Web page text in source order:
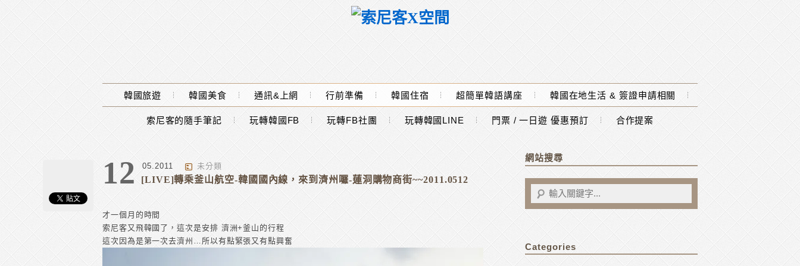
Main Menu
韓國旅遊 韓國美食 通訊&上網 行前準備 韓國住宿 超簡單韓語講座 韓國在地生活 & 簽證申請相關
索尼客的隨手筆記 玩轉韓國FB 玩轉FB社團 玩轉韓國LINE 門票 / 一日遊 優惠預訂 合作提案
12 05.2011 未分類
[LIVE]轉乘釜山航空-韓國國內線，來到濟州囉-蓮洞購物商街~~2011.0512
才一個月的時間
索尼客又飛韓國了，這次是安排 濟洲+釜山的行程
這次因為是第一次去濟州…所以有點緊張又有點興奮
網站搜尋
Categories